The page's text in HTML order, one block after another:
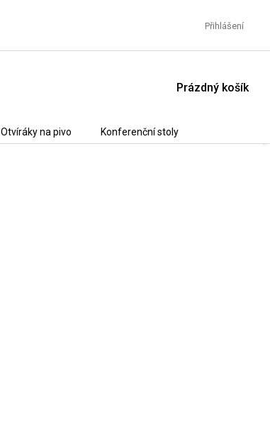
Přihlášení
NÁKUPNÍ
Prázdný košík
Otvíráky na pivo Konferenční stoly